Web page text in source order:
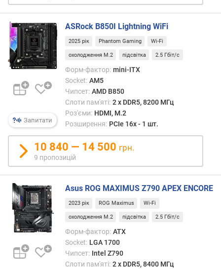
а
п
л
а
т
а
в
и
т
а
ш
и
р
и
н
а
D
R
4
Запитати
ASRock B850I Lightning WiFi
2025 рік Phantom Gaming Wi-Fi
охолодження M.2 підсвітка 2.5 Гбіт/с
Форм-фактор: mini-ITX
Socket: AM5
Чипсет: AMD B850
Слоти пам'яті: 2 х DDR5, 8200 МГц
Роз'єми: HDMI, M.2
Розширення: PCIe 16x - 1 шт.
10 840 — 14 500 грн.
9 пропозицій
Asus ROG MAXIMUS Z790 APEX ENCORE
2023 рік ROG Maximus Wi-Fi
охолодження M.2 підсвітка 2.5 Гбіт/с
Форм-фактор: ATX
Socket: LGA 1700
Чипсет: Intel Z790
Слоти пам'яті: 2 х DDR5, 8400 МГц